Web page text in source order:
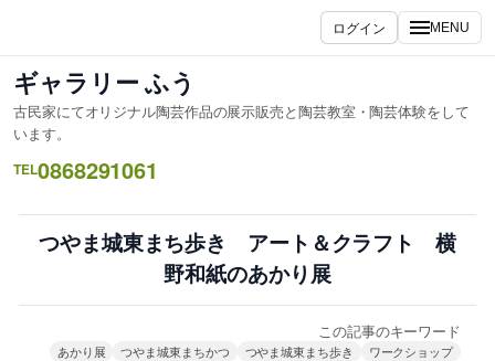
ス
キ
ッ
プ
ログイン MENU
ギャラリー ふう
古民家にてオリジナル陶芸作品の展示販売と陶芸教室・陶芸体験をして
います。
TEL0868291061
つやま城東まち歩き アート＆クラフト 横
野和紙のあかり展
この記事のキーワード
あかり展 つやま城東まちかつ つやま城東まち歩き
ワークショップ